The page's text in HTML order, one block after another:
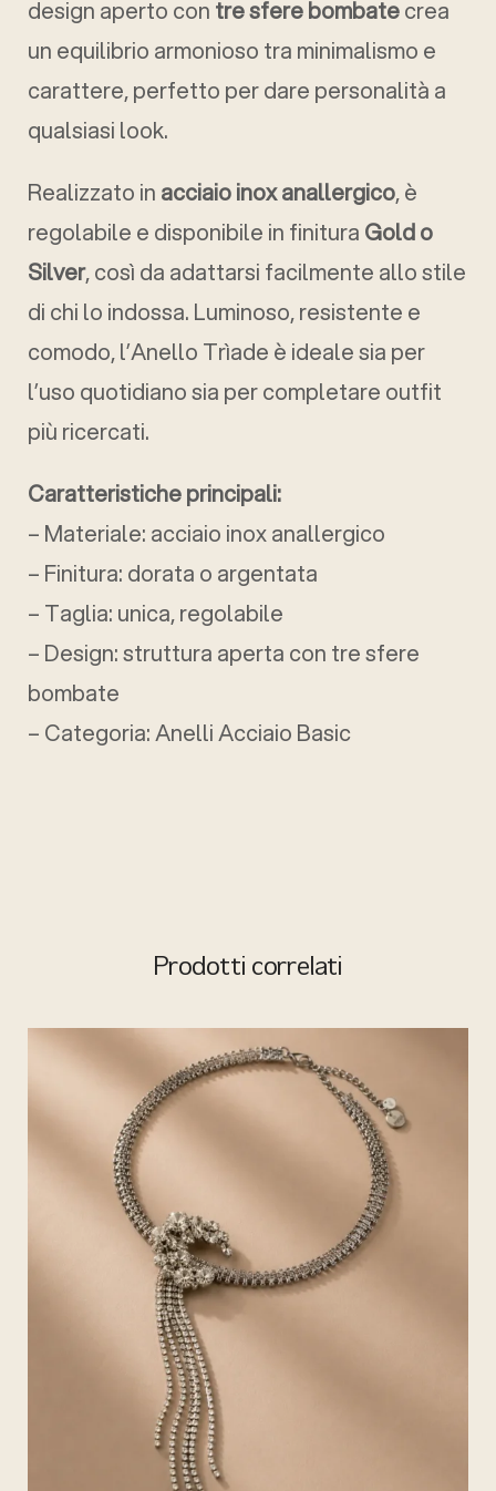
design aperto con tre sfere bombatecrea
un equilibrio armonioso tra minimalismo e
carattere, perfetto per dare personalità a
qualsiasi look.
Realizzato in acciaio inox anallergico, è
regolabile e disponibile in finitura Gold o
Silver, così da adattarsi facilmente allo stile
di chi lo indossa. Luminoso, resistente e
comodo, l’Anello Trìade è ideale sia per
l’uso quotidiano sia per completare outfit
più ricercati.
Caratteristiche principali:
– Materiale: acciaio inox anallergico
– Finitura: dorata o argentata
– Taglia: unica, regolabile
– Design: struttura aperta con tre sfere
bombate
– Categoria: Anelli Acciaio Basic
Prodotti correlati